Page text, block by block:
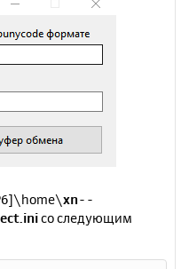
xn--
со следующим